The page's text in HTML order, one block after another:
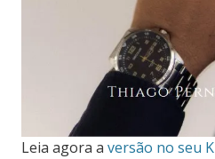
Leia agora a versão no seu